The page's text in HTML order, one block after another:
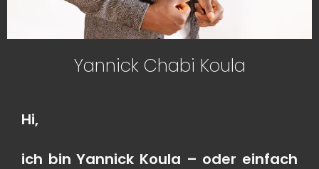
Yannick Chabi Koula
Hi,
ich bin Yannick Koula – oder einfach